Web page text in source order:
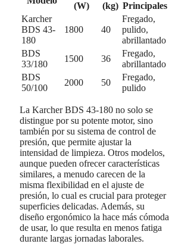
(W) (kg) Principales
Karcher
BDS 43-
180
1800 40
Fregado,
pulido,
abrillantado
BDS
33/180
1500 36
Fregado,
abrillantado
BDS
50/100
2000 50
Fregado,
pulido
La Karcher BDS 43-180 no solo se
distingue por su potente motor, sino
también por su sistema de control de
presión, que permite ajustar la
intensidad de limpieza. Otros modelos,
aunque pueden ofrecer características
similares, a menudo carecen de la
misma flexibilidad en el ajuste de
presión, lo cual es crucial para proteger
superficies delicadas. Además, su
diseño ergonómico la hace más cómoda
de usar, lo que resulta en menos fatiga
durante largas jornadas laborales.